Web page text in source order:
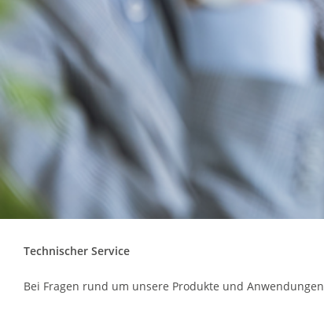
Technischer Service
Bei Fragen rund um unsere Produkte und Anwendungen